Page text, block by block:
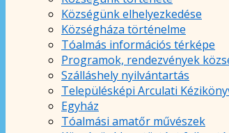
Községünk elhelyezkedése
Községháza történelme
Tóalmás információs térképe
Programok, rendezvények
Szálláshely nyilvántartás
Településképi Arculati
Egyház
Tóalmási amatőr művészek